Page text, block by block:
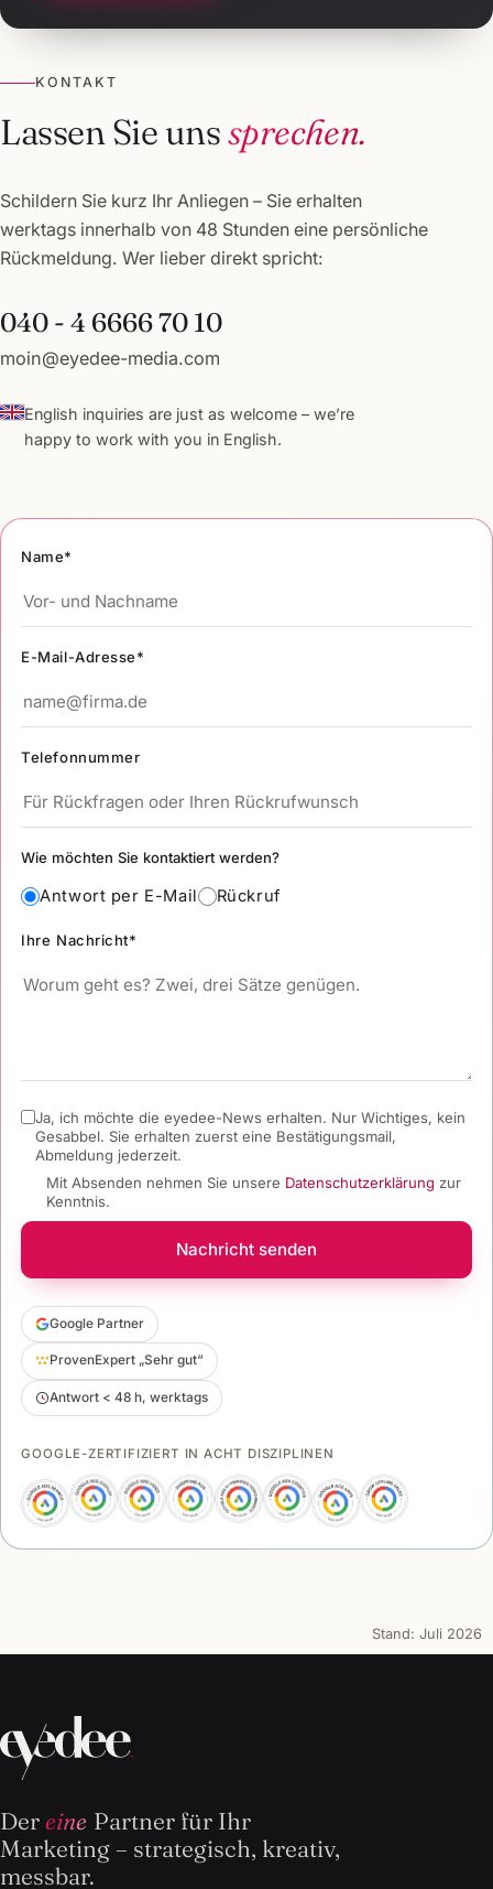
KONTAKT
Lassen Sie unssprechen.
Schildern Sie kurz Ihr Anliegen – Sie erhalten
werktags innerhalb von 48 Stunden eine persönliche
Rückmeldung. Wer lieber direkt spricht:
040 - 4 6666 70 10
moin@eyedee-media.com
English inquiries are just as welcome – we’re
happy to work with you in English.
Name*
E-Mail-Adresse*
Telefonnummer
Wie möchten Sie kontaktiert werden?
Antwort per E-Mail Rückruf
Ihre Nachricht*
Ja, ich möchte die eyedee-News erhalten. Nur Wichtiges, kein
Gesabbel. Sie erhalten zuerst eine Bestätigungsmail,
Abmeldung jederzeit.
Mit Absenden nehmen Sie unsere Datenschutzerklärung zur
Kenntnis.
Nachricht senden
Google Partner
ProvenExpert „Sehr gut“
Antwort < 48 h, werktags
GOOGLE-ZERTIFIZIERT IN ACHT DISZIPLINEN
Stand: Juli 2026
Dereine Partner für Ihr
Marketing – strategisch, kreativ,
messbar.